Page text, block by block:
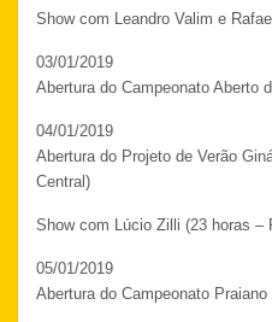
Show com Leandro Valim e
03/01/2019
Abertura do Campeonato Aberto
04/01/2019
Abertura do Projeto de Verão
Central)
Show com Lúcio Zilli (23 horas –
05/01/2019
Abertura do Campeonato